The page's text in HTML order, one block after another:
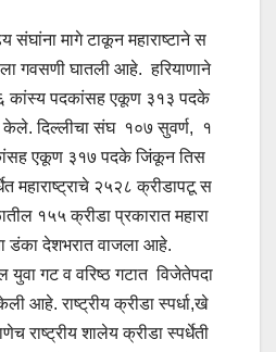
संघांना मागे टाकून महाराष्टाने स
गवसणी घातली आहे. हरियाणाने
कांस्य पदकांसह एकूण ३१३ पदके
केले. दिल्लीचा संघ १०७ सुवर्ण, १
एकूण ३१७ पदके जिंकून तिस
महाराष्ट्राचे २५२८ क्रीडापटू स
१५५ क्रीडा प्रकारात महारा
डंका देशभरात वाजला आहे.
युवा गट व वरिष्ठ गटात विजेतेपदा
आहे. राष्ट्रीय क्रीडा स्पर्धा,खे
राष्ट्रीय शालेय क्रीडा स्पर्धेती